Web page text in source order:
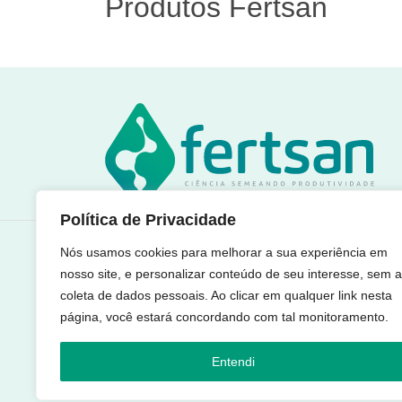
Política de Privacidade
Nós usamos cookies para melhorar a sua experiência em
nosso site, e personalizar conteúdo de seu interesse, sem a
coleta de dados pessoais. Ao clicar em qualquer link nesta
página, você estará concordando com tal monitoramento.
Entendi
Produtos Fertsan
Rua Manoel Arruda, 980 - Sala A
Barroso - Fortaleza/CE
CEP: 60.842-090